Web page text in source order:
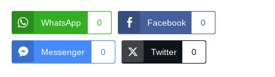
WhatsApp 0 Facebook 0
Messenger 0 Twitter 0